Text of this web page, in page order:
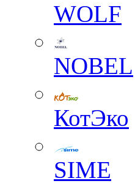
WOLF
NOBEL
КотЭко
SIME